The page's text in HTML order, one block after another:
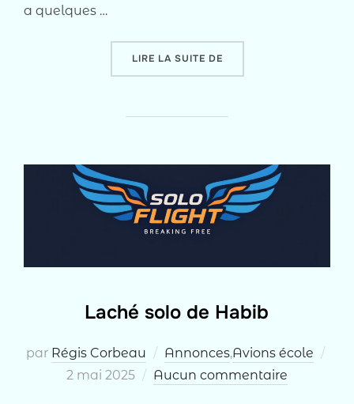
a quelques …
LIRE LA SUITE DE« LACHÉ SOLO DE
Laché solo de Habib
par Régis Corbeau Annonces,Avions école
2 mai 2025 Aucun commentaire